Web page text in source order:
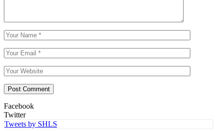
Facebook
Twitter
Tweets by SHLS